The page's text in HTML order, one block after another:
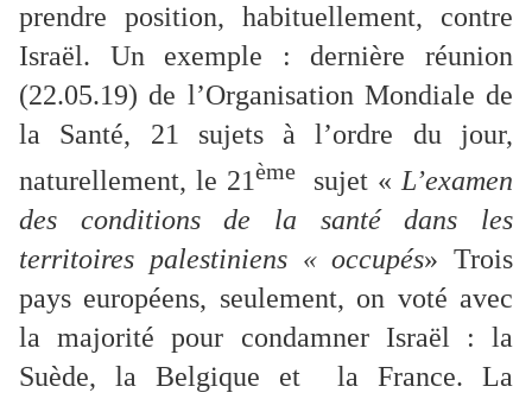
prendre position, habituellement, contre
Israël. Un exemple : dernière réunion
(22.05.19) de l’Organisation Mondiale de
la Santé, 21 sujets à l’ordre du jour,
naturellement, le 21èmesujet «L’examen
des conditions de la santé dans les
territoires palestiniens « occupés» Trois
pays européens, seulement, on voté avec
la majorité pour condamner Israël : la
Suède, la Belgique et la France. La